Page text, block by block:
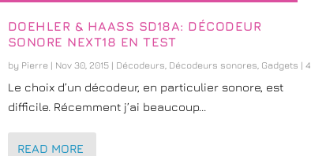
DOEHLER & HAASS SD18A: DÉCODEUR
SONORE NEXT18 EN TEST
by Pierre| Nov 30, 2015| Décodeurs Décodeurs sonores Gadgets | 4
Le choix d’un décodeur, en particulier sonore, est
difficile. Récemment j’ai beaucoup...
READ MORE